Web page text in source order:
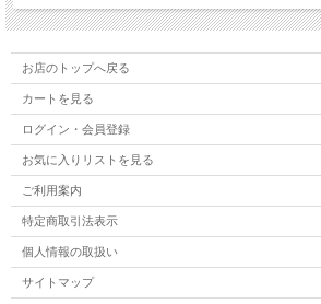
お店のトップへ戻る
カートを見る
ログイン・会員登録
お気に入りリストを見る
ご利用案内
特定商取引法表示
個人情報の取扱い
サイトマップ